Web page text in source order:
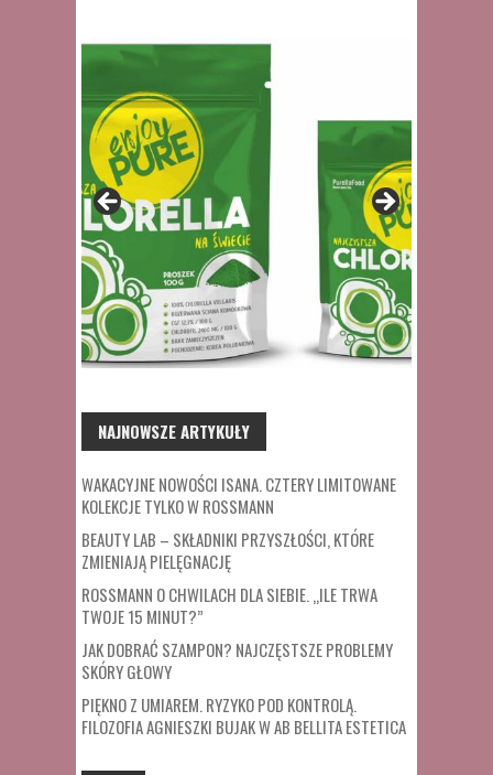
NAJNOWSZE ARTYKUŁY
WAKACYJNE NOWOŚCI ISANA. CZTERY LIMITOWANE
KOLEKCJE TYLKO W ROSSMANN
BEAUTY LAB – SKŁADNIKI PRZYSZŁOŚCI, KTÓRE
ZMIENIAJĄ PIELĘGNACJĘ
ROSSMANN O CHWILACH DLA SIEBIE. „ILE TRWA
TWOJE 15 MINUT?”
JAK DOBRAĆ SZAMPON? NAJCZĘSTSZE PROBLEMY
SKÓRY GŁOWY
PIĘKNO Z UMIAREM. RYZYKO POD KONTROLĄ.
FILOZOFIA AGNIESZKI BUJAK W AB BELLITA ESTETICA